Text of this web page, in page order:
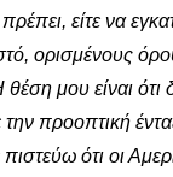
είτε να
ορισμένους
μου είναι
προοπτική
ότι οι